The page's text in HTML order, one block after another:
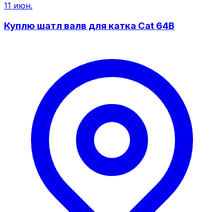
11 июн.
Куплю шатл валв для катка Cat 64B